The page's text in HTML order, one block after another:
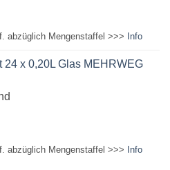
abzüglich Mengenstaffel >>> Info
24 x 0,20L Glas MEHRWEG
abzüglich Mengenstaffel >>> Info